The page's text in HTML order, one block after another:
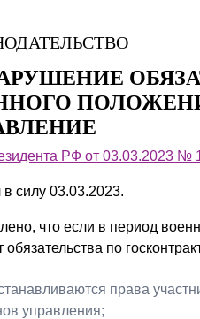
РФ от 03.03.2023 №
в силу 03.03.2023.
что если в период
по
права
управления;